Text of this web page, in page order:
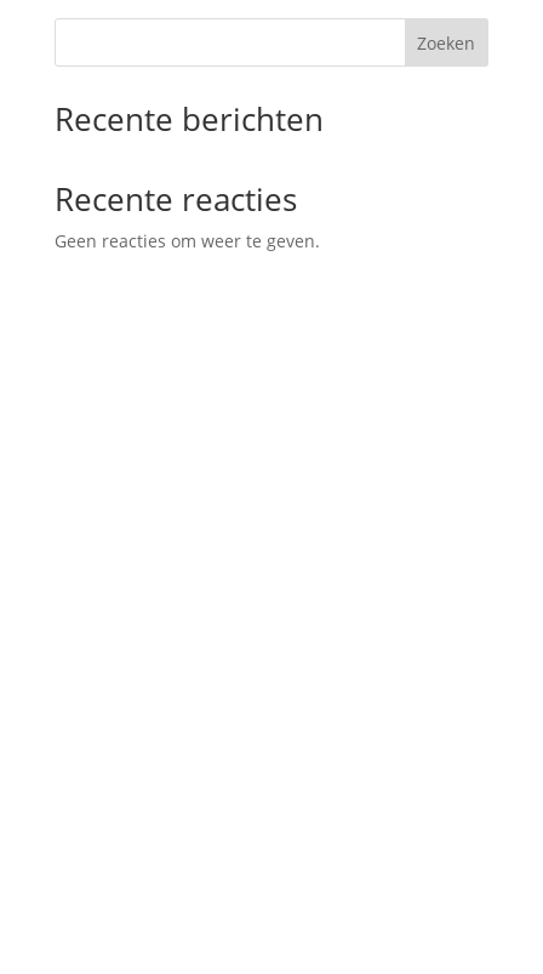
Zoeken
Recente berichten
Recente reacties
Geen reacties om weer te geven.